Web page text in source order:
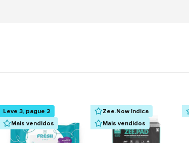
Leve 3, pague 2
Mais vendidos
Zee.Now Indica
Mais vendidos